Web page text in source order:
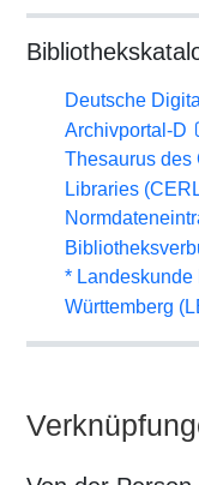
Deutsche
Archivportal-D
Thesaurus des
Libraries
* Landeskunde
Württemberg